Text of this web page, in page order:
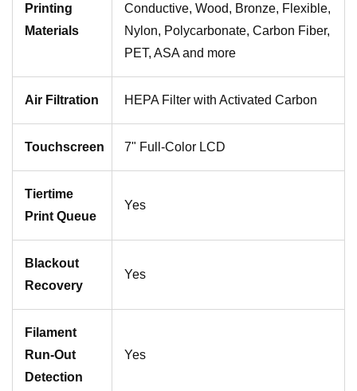
Printing
Materials
Conductive, Wood, Bronze, Flexible,
Nylon, Polycarbonate, Carbon Fiber,
PET, ASA and more
Air Filtration HEPA Filter with Activated Carbon
Touchscreen 7" Full-Color LCD
Tiertime
Print Queue
Yes
Blackout
Recovery
Yes
Filament
Run-Out
Detection
Yes